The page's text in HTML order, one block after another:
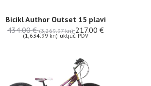
Bicikl Author Outset 15 plavi
434.00€ (3,269.97 kn) 217.00 €
(1,634.99 kn) uključ. PDV